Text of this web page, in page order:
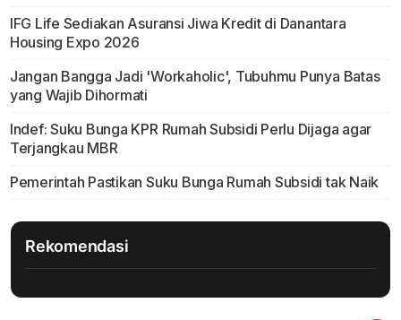
IFG Life Sediakan Asuransi Jiwa Kredit di Danantara
Housing Expo 2026
Jangan Bangga Jadi 'Workaholic', Tubuhmu Punya Batas
yang Wajib Dihormati
Indef: Suku Bunga KPR Rumah Subsidi Perlu Dijaga agar
Terjangkau MBR
Pemerintah Pastikan Suku Bunga Rumah Subsidi tak Naik
Rekomendasi